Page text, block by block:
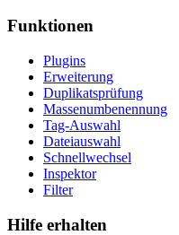
Funktionen
Plugins
Erweiterung
Duplikatsprüfung
Massenumbenennung
Tag-Auswahl
Dateiauswahl
Schnellwechsel
Inspektor
Filter
Hilfe erhalten